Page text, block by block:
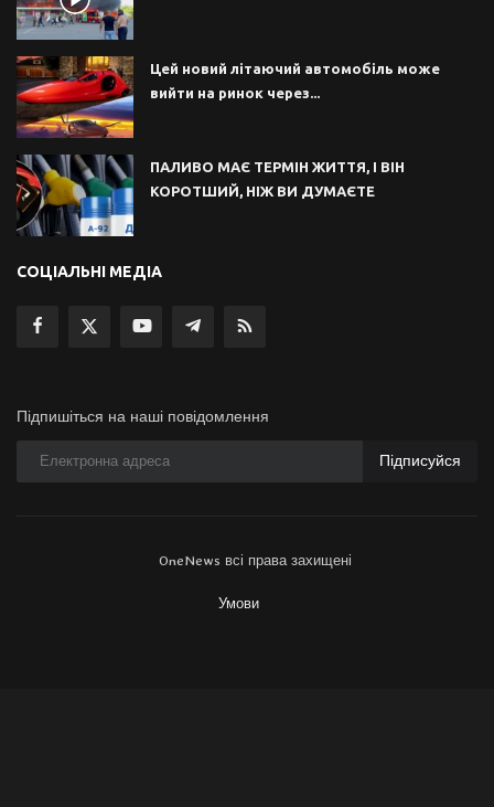
Цей новий літаючий автомобіль може
вийти на ринок через...
ПАЛИВО МАЄ ТЕРМІН ЖИТТЯ, І ВІН
КОРОТШИЙ, НІЖ ВИ ДУМАЄТЕ
СОЦІАЛЬНІ МЕДІА
Підпишіться на наші повідомлення
Підписуйся
OneNews всі права захищені
Умови